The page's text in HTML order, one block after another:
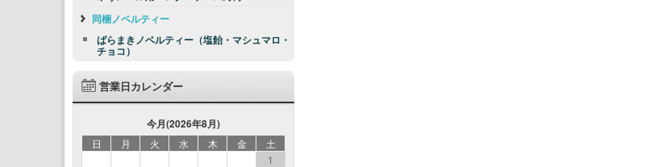
同梱ノベルティー
ばらまきノベルティー（塩飴・マシュマロ・
チョコ）
営業日カレンダー
今月(2026年8月)
日 月 火 水 木 金
土
1